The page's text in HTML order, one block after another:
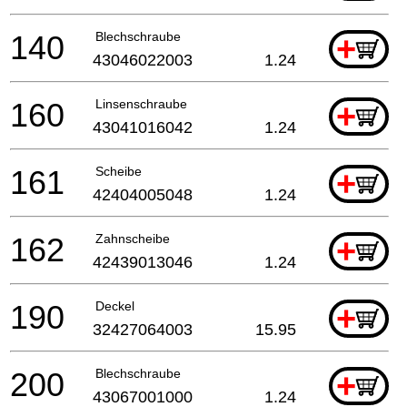
Blechschraube +
140 43046022003 1.24
Linsenschraube +
160 43041016042 1.24
Scheibe +
161 42404005048 1.24
Zahnscheibe +
162 42439013046 1.24
Deckel +
190 32427064003 15.95
Blechschraube +
200 43067001000 1.24